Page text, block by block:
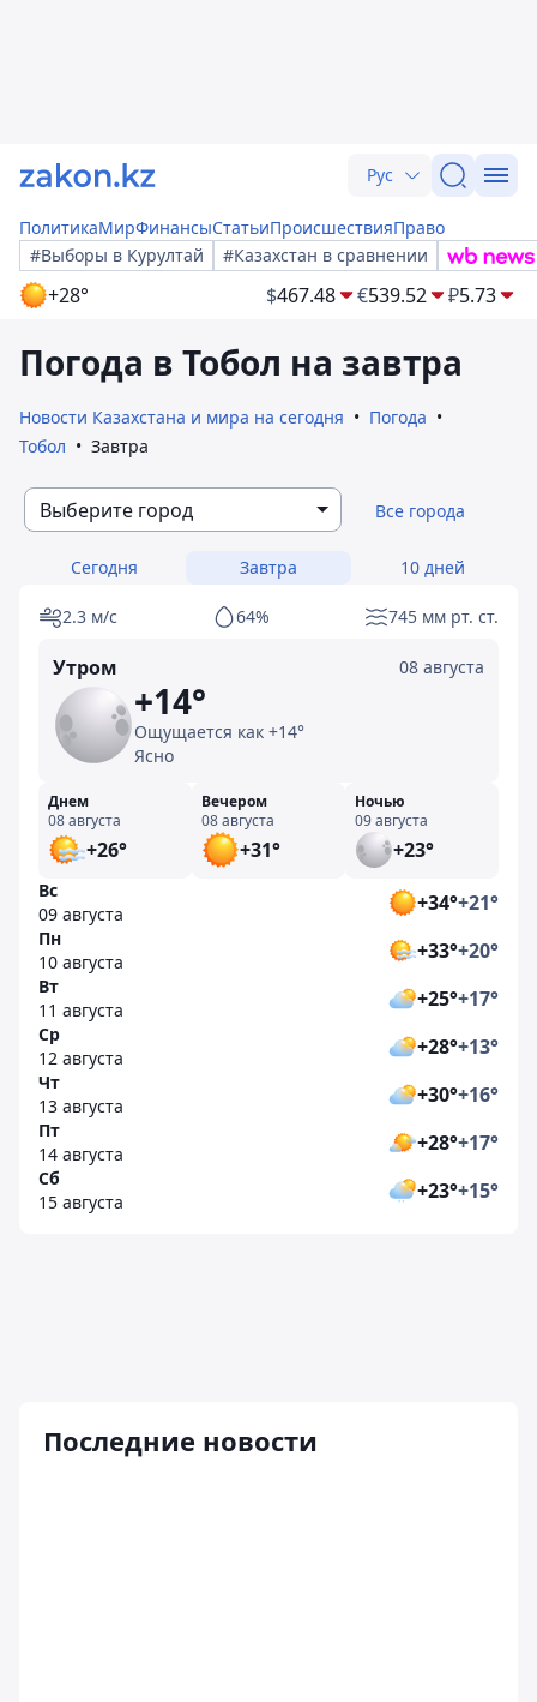
Рус
ПолитикаМирФинансыСтатьиПроисшествияПраво
#Выборы в Курултай
#Казахстан в сравнении
+28° $467.48 €539.52 ₽5.73
Погода в Тобол на завтра
Новости Казахстана и мира на сегодня
Погода
Тобол
Завтра
Выберите город Все города
Сегодня Завтра 10 дней
2.3 м/с 64% 745 мм рт. ст.
Утром 08 августа
+14°
Ощущается как +14°
Ясно
Днем
08 августа
+26°
Вечером
08 августа
+31°
Ночью
09 августа
+23°
Вс
09 августа
+34°+21°
Пн
10 августа
+33°+20°
Вт
11 августа
+25°+17°
Ср
12 августа
+28°+13°
Чт
13 августа
+30°+16°
Пт
14 августа
+28°+17°
Сб
15 августа
+23°+15°
Последние новости